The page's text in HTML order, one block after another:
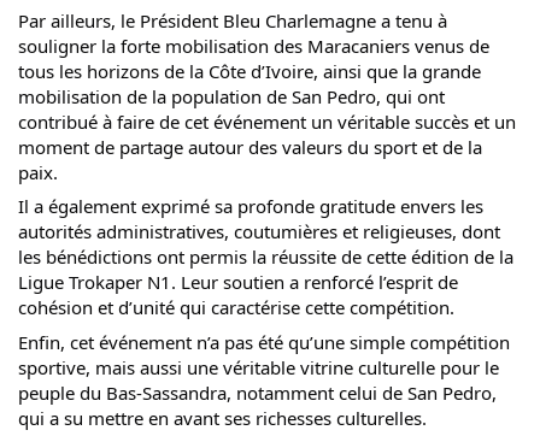
Par ailleurs, le Président Bleu Charlemagne a tenu à
souligner la forte mobilisation des Maracaniers venus de
tous les horizons de la Côte d’Ivoire, ainsi que la grande
mobilisation de la population de San Pedro, qui ont
contribué à faire de cet événement un véritable succès et un
moment de partage autour des valeurs du sport et de la
paix.
Il a également exprimé sa profonde gratitude envers les
autorités administratives, coutumières et religieuses, dont
les bénédictions ont permis la réussite de cette édition de la
Ligue Trokaper N1. Leur soutien a renforcé l’esprit de
cohésion et d’unité qui caractérise cette compétition.
Enfin, cet événement n’a pas été qu’une simple compétition
sportive, mais aussi une véritable vitrine culturelle pour le
peuple du Bas-Sassandra, notamment celui de San Pedro,
qui a su mettre en avant ses richesses culturelles.